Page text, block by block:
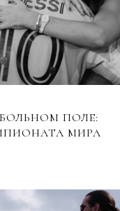
ПОЛЕ:
МИРА